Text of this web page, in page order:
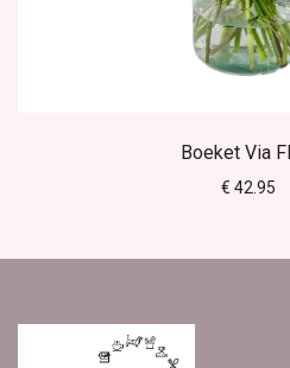
Boeket Via
€ 42.95